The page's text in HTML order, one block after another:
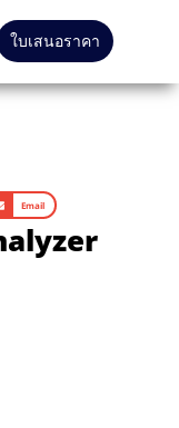
ใบเสนอราคา
Email